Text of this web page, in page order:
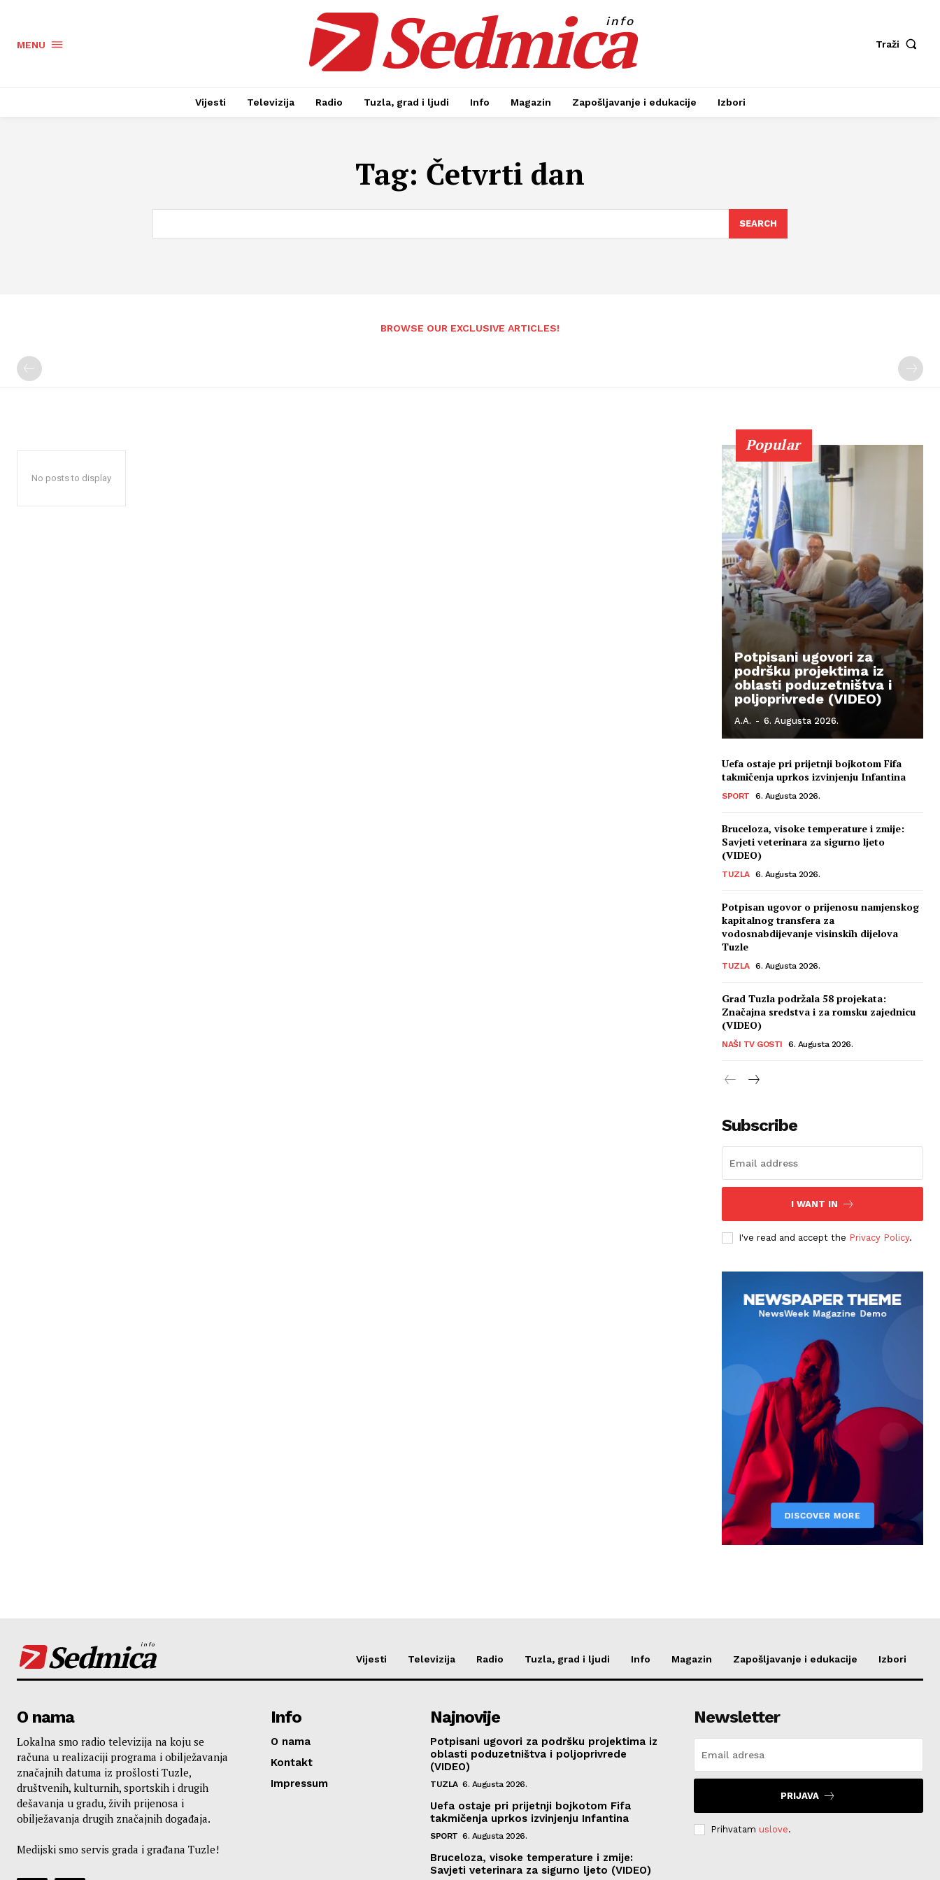
MENU Sedmica
info
Traži
Vijesti Televizija Radio Tuzla, grad i ljudi Info Magazin Zapošljavanje i edukacije Izbori
Tag: Četvrti dan
SEARCH
BROWSE OUR EXCLUSIVE ARTICLES!
No posts to display
Popular
Potpisani ugovori za
podršku projektima iz
oblasti poduzetništva i
poljoprivrede (VIDEO)
A.A. - 6. Augusta 2026.
Uefa ostaje pri prijetnji bojkotom Fifa
takmičenja uprkos izvinjenju Infantina
SPORT 6. Augusta 2026.
Bruceloza, visoke temperature i zmije:
Savjeti veterinara za sigurno ljeto
(VIDEO)
TUZLA 6. Augusta 2026.
Potpisan ugovor o prijenosu namjenskog
kapitalnog transfera za
vodosnabdijevanje visinskih dijelova
Tuzle
TUZLA 6. Augusta 2026.
Grad Tuzla podržala 58 projekata:
Značajna sredstva i za romsku zajednicu
(VIDEO)
NAŠI TV GOSTI 6. Augusta 2026.
Subscribe
I WANT IN
I've read and accept the Privacy Policy.
Sedmica
info
Vijesti Televizija Radio Tuzla, grad i ljudi Info Magazin Zapošljavanje i edukacije Izbori
O nama
Lokalna smo radio televizija na koju se
računa u realizaciji programa i obilježavanja
značajnih datuma iz prošlosti Tuzle,
društvenih, kulturnih, sportskih i drugih
dešavanja u gradu, živih prijenosa i
obilježavanja drugih značajnih događaja.
Medijski smo servis grada i građana Tuzle!
Info
O nama
Kontakt
Impressum
Najnovije
Potpisani ugovori za podršku projektima iz
oblasti poduzetništva i poljoprivrede
(VIDEO)
TUZLA 6. Augusta 2026.
Uefa ostaje pri prijetnji bojkotom Fifa
takmičenja uprkos izvinjenju Infantina
SPORT 6. Augusta 2026.
Bruceloza, visoke temperature i zmije:
Savjeti veterinara za sigurno ljeto (VIDEO)
Newsletter
PRIJAVA
Prihvatam uslove.